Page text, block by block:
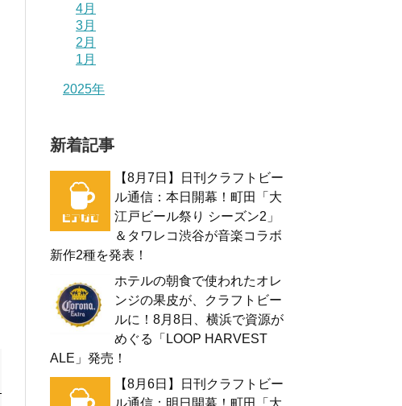
4月
3月
2月
1月
2025年
新着記事
【8月7日】日刊クラフトビー
ル通信：本日開幕！町田「大
江戸ビール祭り シーズン2」
＆タワレコ渋谷が音楽コラボ
新作2種を発表！
ホテルの朝食で使われたオレ
ンジの果皮が、クラフトビー
ルに！8月8日、横浜で資源が
めぐる「LOOP HARVEST
ALE」発売！
【8月6日】日刊クラフトビー